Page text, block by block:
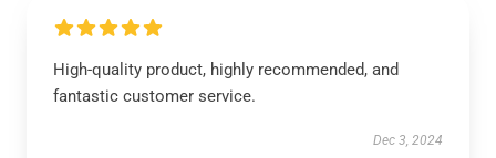
High-quality product, highly recommended, and
fantastic customer service.
Dec 3, 2024